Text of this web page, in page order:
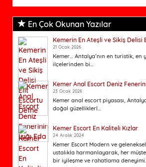
En Çok Okunan Yazılar
Kemerin En Ateşli ve Sikiş Delisi
21 Ocak 2026
Kemer… Antalya’nın en turistik, en
ilçelerinden bi...
Kemer Anal Escort Deniz
23 Ocak 2026
Kemer anal escort piyasası,
doğal güzelliklerl...
Kemer Escort En Kaliteli Kızlar
24 Aralık 2024
Kemer Escort Modern ve
ustalıkla harmanlayarak, her
bir iyileşme ve rahatlama